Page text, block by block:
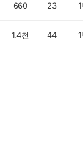
660 23
1.4천 44